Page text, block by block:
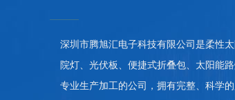
深圳市腾旭汇电子科技有限公司是柔性
院灯、光伏板、便捷式折叠包、太阳能
专业生产加工的公司，拥有完整、科学